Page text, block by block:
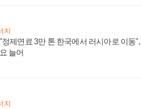
지
정제연료 3만 톤 한국에서 러시아로 이동
늘어
지